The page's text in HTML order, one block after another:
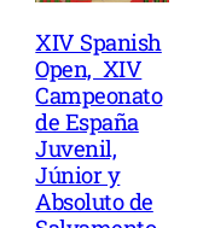
XIV Spanish
Open, XIV
Campeonato
de España
Juvenil,
Júnior y
Absoluto de